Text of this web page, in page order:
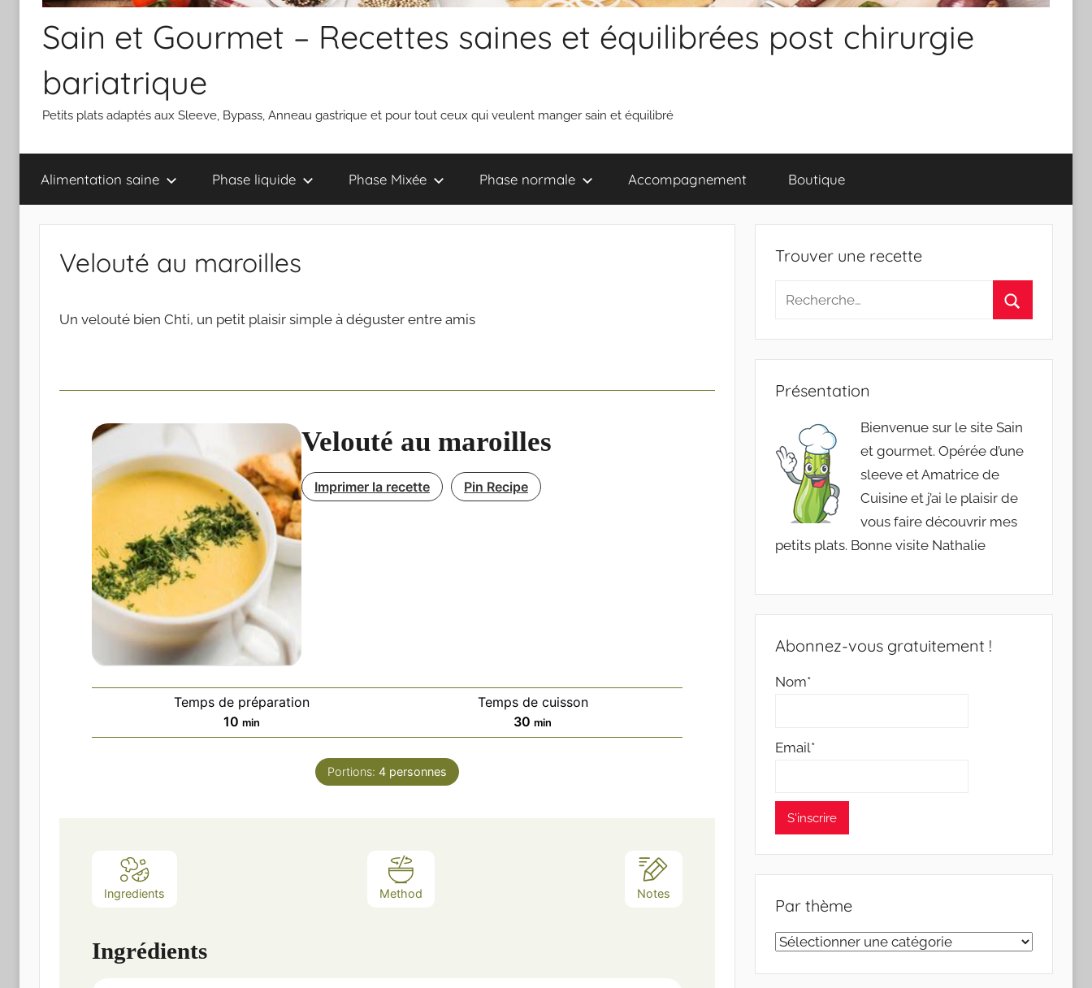
Sain et Gourmet – Recettes saines et équilibrées post chirurgie
bariatrique
Petits plats adaptés aux Sleeve, Bypass, Anneau gastrique et pour tout ceux qui veulent manger sain et équilibré
Alimentation saine Phase liquide Phase Mixée Phase normale Accompagnement Boutique
Velouté au maroilles
Un velouté bien Chti, un petit plaisir simple à déguster entre amis
Velouté au maroilles
Imprimer la recette Pin Recipe
Temps de préparation
10minutes
min
Temps de cuisson
30 minutes
min
Portions: 4 personnes
Ingredients Method Notes
Ingrédients
Trouver une recette
Recherche
:
Présentation
Bienvenue sur le site Sain
et gourmet. Opérée d’une
sleeve et Amatrice de
Cuisine et j’ai le plaisir de
vous faire découvrir mes
petits plats. Bonne visite Nathalie
Abonnez-vous gratuitement !
Nom*
Email*
Par thème
Par